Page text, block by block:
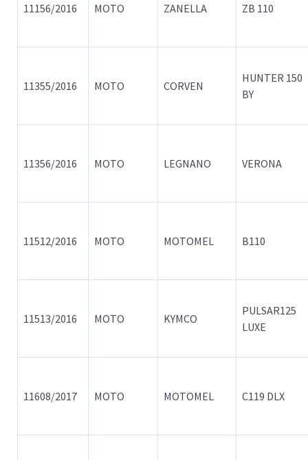
11156/2016 MOTO ZANELLA ZB 110
11355/2016 MOTO CORVEN
HUNTER 150
BY
11356/2016 MOTO LEGNANO VERONA
11512/2016 MOTO MOTOMEL B110
11513/2016 MOTO KYMCO
PULSAR125
LUXE
11608/2017 MOTO MOTOMEL C119 DLX